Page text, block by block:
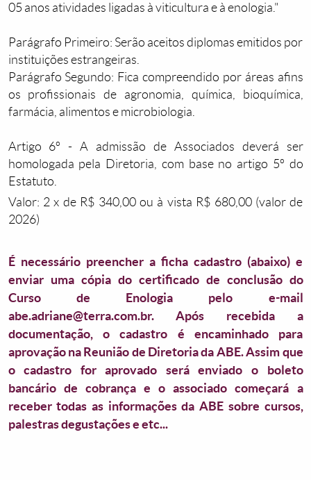
05 anos atividades ligadas à viticultura e à enologia."
Parágrafo Primeiro: Serão aceitos diplomas emitidos por
instituições estrangeiras.
Parágrafo Segundo: Fica compreendido por áreas afins
os profissionais de agronomia, química, bioquímica,
farmácia, alimentos e microbiologia.
Artigo 6º - A admissão de Associados deverá ser
homologada pela Diretoria, com base no artigo 5º do
Estatuto.
Valor: 2 x de R$ 340,00 ou à vista R$ 680,00 (valor de
2026)
É necessário preencher a ficha cadastro (abaixo) e
enviar uma cópia do certificado de conclusão do
Curso de Enologia pelo e-mail
abe.adriane@terra.com.br. Após recebida a
documentação, o cadastro é encaminhado para
aprovação na Reunião de Diretoria da ABE. Assim que
o cadastro for aprovado será enviado o boleto
bancário de cobrança e o associado começará a
receber todas as informações da ABE sobre cursos,
palestras degustações e etc...